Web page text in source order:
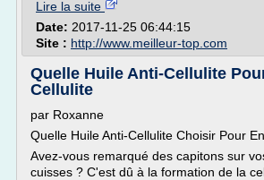
Lire la suite
Date: 2017-11-25 06:44:15
Site : http://www.meilleur-top.com
Quelle Huile Anti-Cellulite
Cellulite
par Roxanne
Quelle Huile Anti-Cellulite Choisir Pour
Avez-vous remarqué des capitons sur
cuisses ? C'est dû à la formation de la